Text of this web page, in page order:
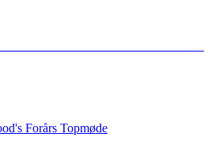
Forårs Topmøde